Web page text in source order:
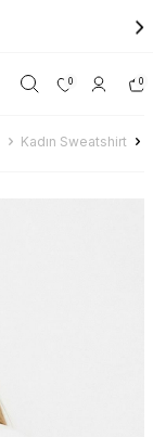
0 0
Kadın Sweatshirt